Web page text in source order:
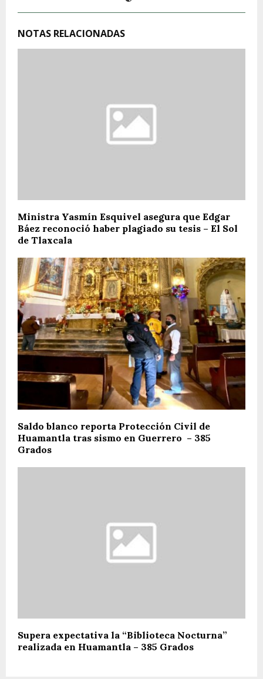
NOTAS RELACIONADAS
Ministra Yasmín Esquivel asegura que Edgar
Báez reconoció haber plagiado su tesis – El Sol
de Tlaxcala
Saldo blanco reporta Protección Civil de
Huamantla tras sismo en Guerrero – 385
Grados
Supera expectativa la “Biblioteca Nocturna”
realizada en Huamantla – 385 Grados